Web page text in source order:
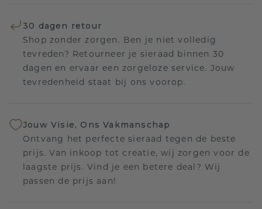
30 dagen retour
Shop zonder zorgen. Ben je niet volledig
tevreden? Retourneer je sieraad binnen 30
dagen en ervaar een zorgeloze service. Jouw
tevredenheid staat bij ons voorop.
Jouw Visie, Ons Vakmanschap
Ontvang het perfecte sieraad tegen de beste
prijs. Van inkoop tot creatie, wij zorgen voor de
laagste prijs. Vind je een betere deal? Wij
passen de prijs aan!